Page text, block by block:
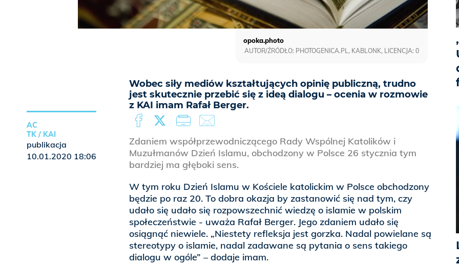
Wobec siły mediów kształtujących opinię publiczną, trudno
jest skutecznie przebić się z ideą dialogu – ocenia w rozmowie
z KAI imam Rafał Berger.
opoka.photo
AUTOR/ŹRÓDŁO: PHOTOGENICA.PL, KABLONK, LICENCJA: 0
Zdaniem współprzewodniczącego Rady Wspólnej Katolików i
Muzułmanów Dzień Islamu, obchodzony w Polsce 26 stycznia tym
bardziej ma głęboki sens.
W tym roku Dzień Islamu w Kościele katolickim w Polsce obchodzony
będzie po raz 20. To dobra okazja by zastanowić się nad tym, czy
udało się udało się rozpowszechnić wiedzę o islamie w polskim
społeczeństwie - uważa Rafał Berger. Jego zdaniem udało się
osiągnąć niewiele. „Niestety refleksja jest gorzka. Nadal powielane są
stereotypy o islamie, nadal zadawane są pytania o sens takiego
dialogu w ogóle” – dodaje imam.
AC
TK / KAI
publikacja
10.01.2020 18:06